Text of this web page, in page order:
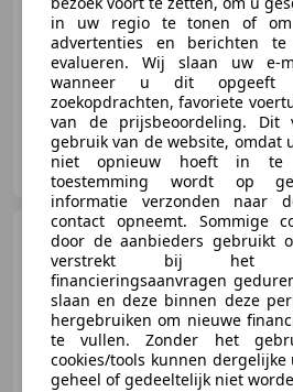
02/2014 86.720 km Benzine
Auto 99 B.V.
NL-5126 BA GILZE
€
in uw regio te tonen of om
advertenties en berichten
evalueren. Wij slaan uw e-
wanneer u dit opgeeft
zoekopdrachten, favoriete
van de prijsbeoordeling. Dit
gebruik van de website, omdat
niet opnieuw hoeft in te
toestemming wordt op
informatie verzonden naar
contact opneemt. Sommige
door de aanbieders gebruikt
verstrekt bij het
financieringsaanvragen
slaan en deze binnen deze
hergebruiken om nieuwe
te vullen. Zonder het
cookies/tools kunnen
geheel of gedeeltelijk niet